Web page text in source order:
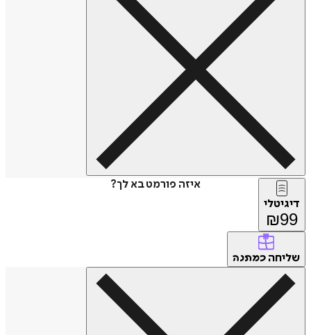
איזה פורמט בא לך?
₪
כמתנה